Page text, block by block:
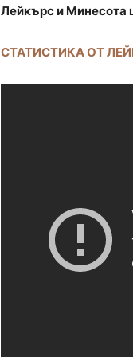
Лейкърс и Минесота
СТАТИСТИКА ОТ